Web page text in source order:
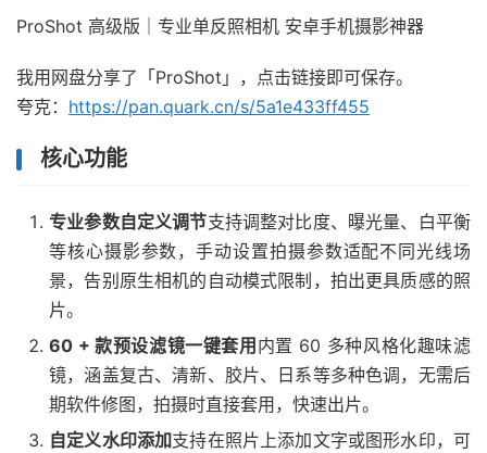
ProShot 高级版｜专业单反照相机 安卓手机摄影神器
我用网盘分享了「ProShot」，点击链接即可保存。
夸克： https://pan.quark.cn/s/5a1e433ff455
核心功能
专业参数自定义调节支持调整对比度、曝光量、白平衡
等核心摄影参数，手动设置拍摄参数适配不同光线场
景，告别原生相机的自动模式限制，拍出更具质感的照
片。
60 + 款预设滤镜一键套用内置 60 多种风格化趣味滤
镜，涵盖复古、清新、胶片、日系等多种色调，无需后
期软件修图，拍摄时直接套用，快速出片。
自定义水印添加支持在照片上添加文字或图形水印，可